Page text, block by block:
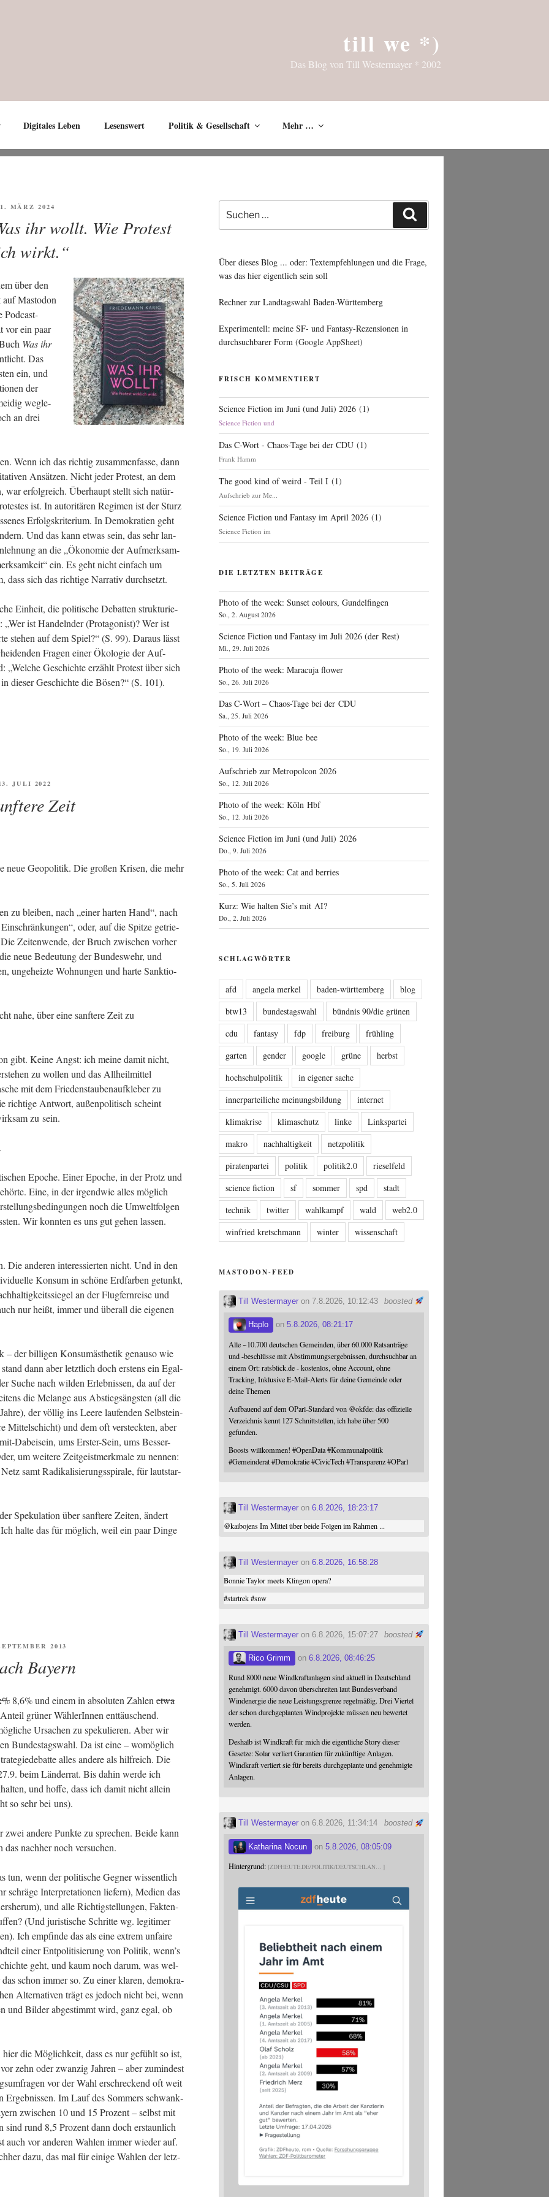
till we *)
Das Blog von Till Westermayer * 2002
Digitales Leben Lesenswert Politik & Gesellschaft Mehr …
MÄRZ 2024
ihr wollt. Wie Protest
wirkt.“
über den
auf Mast­o­don
Pod­cast-
vor ein paar
Was ihr
Das
ein, und
der
weg­le­
an drei
Wenn ich das rich­tig zusam­men­fas­se, dann
Ansät­zen. Nicht jeder Pro­test, an dem
war erfolg­reich. Über­haupt stellt sich natür­
ist. In auto­ri­tä­ren Regi­men ist der Sturz
Erfolgs­kri­te­ri­um. In Demo­kra­tien geht
Und das kann etwas sein, das sehr lan­
an die „Öko­no­mie der Auf­merk­sam­
ein. Es geht nicht ein­fach um
dass sich das rich­ti­ge Nar­ra­tiv durchsetzt.
Ein­heit, die poli­ti­sche Debat­ten struk­tu­rie­
ist Han­deln­der (Prot­ago­nist)? Wer ist
ste­hen auf dem Spiel?“ (S. 99). Dar­aus lässt
Fra­gen einer Öko­lo­gie der Auf­
„Wel­che Geschich­te erzählt Pro­test über sich
die­ser Geschich­te die Bösen?“ (S. 101).
JULI 2022
Zeit
neue Geo­po­li­tik. Die gro­ßen Kri­sen, die mehr
zu blei­ben, nach „einer har­ten Hand“, nach
oder, auf die Spit­ze getrie­
Zei­ten­wen­de, der Bruch zwi­schen vor­her
neue Bedeu­tung der Bun­des­wehr, und
unge­heiz­te Woh­nun­gen und har­te Sank­tio­
nahe, über eine sanf­te­re Zeit zu
gibt. Kei­ne Angst: ich mei­ne damit nicht,
zu wol­len und das All­heil­mit­tel
mit dem Frie­dens­tau­ben­auf­kle­ber zu
rich­ti­ge Ant­wort, außen­po­li­tisch scheint
zu sein.
Epo­che. Einer Epo­che, in der Protz und
Eine, in der irgend­wie alles mög­lich
noch die Umwelt­fol­gen
Wir konn­ten es uns gut gehen las­sen.
Die ande­ren inter­es­sier­ten nicht. Und in den
Kon­sum in schö­ne Erd­far­ben getunkt,
an der Flug­fern­rei­se und
nur heißt, immer und über­all die eige­nen
– der bil­li­gen Kon­sum­äs­the­tik genau­so wie
dann aber letzt­lich doch ers­tens ein Egal­
Suche nach wil­den Erleb­nis­sen, da auf der
die Melan­ge aus Abstiegs­ängs­ten (all die
der völ­lig ins Lee­re lau­fen­den Selbst­ein­
Mit­tel­schicht) und dem oft ver­steck­ten, aber
Dabei­sein, ums Ers­ter-Sein, ums Bes­ser-
um wei­te­re Zeit­geist­merk­ma­le zu nen­nen:
samt Radi­ka­li­sie­rungs­spi­ra­le, für laut­star­
Spe­ku­la­ti­on über sanf­te­re Zei­ten, ändert
hal­te das für mög­lich, weil ein paar Din­ge
2013
Bayern
8,6% und einem in abso­lu­ten Zah­lenetwa
grü­ner Wäh­le­rIn­nen ent­täu­schend.
Ursa­chen zu spe­ku­lie­ren. Aber wir
Bun­des­tags­wahl. Da ist eine – womög­lich
alles ande­re als hilf­reich. Die
beim Län­der­rat. Bis dahin wer­de ich
und hof­fe, dass ich damit nicht allein
so sehr bei uns).
ande­re Punk­te zu spre­chen. Bei­de kann
nach­her noch versuchen.
tun, wenn der poli­ti­sche Geg­ner wis­sent­lich
schrä­ge Inter­pre­ta­tio­nen lie­fern), Medi­en das
und alle Rich­tig­stel­lun­gen, Fak­ten­
(Und juris­ti­sche Schrit­te wg. legi­ti­mer
Ich emp­fin­de das als eine extrem unfai­re
einer Ent­po­li­ti­sie­rung von Poli­tik, wenn’s
geht, und kaum noch dar­um, was wel­
schon immer so. Zu einer kla­ren, demo­kra­
Alter­na­ti­ven trägt es jedoch nicht bei, wenn
und Bil­der abge­stimmt wird, ganz egal, ob
die Mög­lich­keit, dass es nur gefühlt so ist,
zehn oder zwan­zig Jah­ren – aber zumin­dest
vor der Wahl erschre­ckend oft weit
Ergeb­nis­sen. Im Lauf des Som­mers schwank­
zwi­schen 10 und 15 Pro­zent – selbst mit
sind rund 8,5 Pro­zent dann doch erstaun­lich
vor ande­ren Wah­len immer wie­der auf.
dazu, das mal für eini­ge Wah­len der letz­
Suche
nach:
Über dieses Blog ... oder: Textempfehlungen und die Frage,
was das hier eigentlich sein soll
Rechner zur Landtagswahl Baden-Württemberg
Experimentell: meine SF- und Fantasy-Rezensionen in
durchsuchbarer Form (Google AppSheet)
FRISCH KOMMENTIERT
Science Fiction im Juni (und Juli) 2026 (1)
Science Fiction und
Das C-Wort - Chaos-Tage bei der CDU (1)
Frank Hamm
The good kind of weird - Teil I (1)
Aufschrieb zur Me...
Science Fiction und Fantasy im April 2026 (1)
Science Fiction im
DIE LETZTEN BEITRÄGE
Photo of the week: Sunset colours, Gundelfingen
So., 2. August 2026
Science Fiction und Fantasy im Juli 2026 (der Rest)
Mi., 29. Juli 2026
Photo of the week: Maracuja flower
So., 26. Juli 2026
Das C‑Wort – Chaos-Tage bei der CDU
Sa., 25. Juli 2026
Photo of the week: Blue bee
So., 19. Juli 2026
Aufschrieb zur Metropolcon 2026
So., 12. Juli 2026
Photo of the week: Köln Hbf
So., 12. Juli 2026
Science Fiction im Juni (und Juli) 2026
Do., 9. Juli 2026
Photo of the week: Cat and berries
So., 5. Juli 2026
Kurz: Wie halten Sie’s mit AI?
Do., 2. Juli 2026
SCHLAGWÖRTER
afd angela merkel baden-württemberg
blog
btw13
bundestagswahl
bündnis 90/die grünen
cdu
fantasy fdp freiburg
frühling
garten
gender google grüne
herbst
hochschulpolitik
in eigener sache
innerparteiliche meinungsbildung
internet
klimakrise
klimaschutz linke
Linkspartei
makro
nachhaltigkeit
netzpolitik
piratenpartei
politik politik2.0
rieselfeld
science fiction
sf sommer spd
stadt
technik
twitter wahlkampf wald
web2.0
winfried kretschmann
winter wissenschaft
MASTODON-FEED
boosted
Till Westermayer on 7.8.2026, 10:12:43
Haplo on5.8.2026, 08:21:17
Alle ~10.700 deutschen Gemeinden, über 60.000 Ratsanträge
und -beschlüsse mit Abstimmungsergebnissen, durchsuchbar an
einem Ort: ratsblick.de - kostenlos, ohne Account, ohne
Tracking, Inklusive E-Mail-Alerts für deine Gemeinde oder
deine Themen
Aufbauend auf dem OParl-Standard von @okfde: das offizielle
Verzeichnis kennt 127 Schnittstellen, ich habe über 500
gefunden.
Boosts willkommen!#OpenData #Kommunalpolitik
#Gemeinderat #Demokratie #CivicTech #Transparenz #OParl
Till Westermayer on6.8.2026, 18:23:17
@kaibojensIm Mittel über beide Folgen im Rahmen ...
Till Westermayer on6.8.2026, 16:58:28
Bonnie Taylor meets Klingon opera?
#startrek #snw
boosted
Till Westermayer on 6.8.2026, 15:07:27
Rico Grimm on6.8.2026, 08:46:25
Rund 8000 neue Windkraftanlagen sind aktuell in Deutschland
genehmigt. 6000 davon überschreiten laut Bundesverband
Windenergie die neue Leistungsgrenze regelmäßig. Drei Viertel
der schon durchgeplanten Windprojekte müssen neu bewertet
werden.
Deshalb ist Windkraft für mich die eigentliche Story dieser
Gesetze: Solar verliert Garantien für zukünftige Anlagen.
Windkraft verliert sie für bereits durchgeplante und genehmigte
Anlagen.
boosted
Till Westermayer on 6.8.2026, 11:34:14
Katharina Nocun on5.8.2026, 08:05:09
Hintergrund: ZDFHEUTE.DE/POLITIK/DEUTSCHLAN